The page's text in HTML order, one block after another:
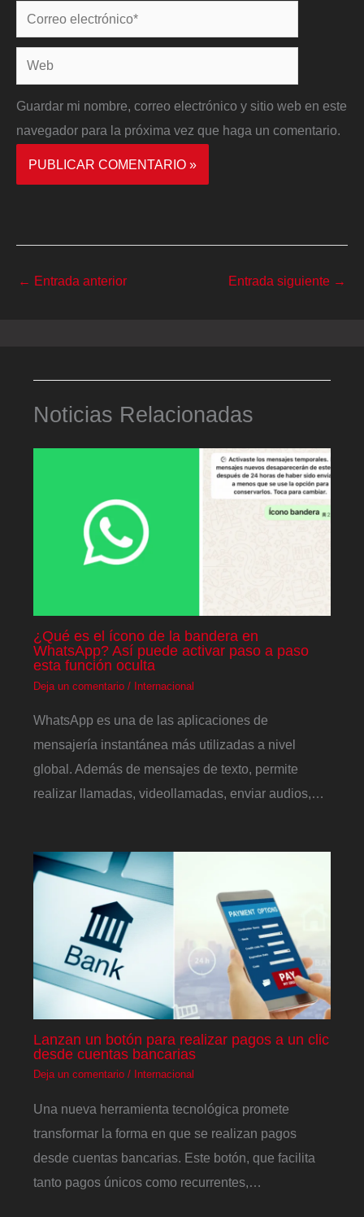
Correo
electrónico*
Web
Guardar mi nombre, correo electrónico y sitio web en este
navegador para la próxima vez que haga un comentario.
← Entrada anterior Entrada siguiente →
Noticias Relacionadas
¿Qué es el ícono de la bandera en
WhatsApp? Así puede activar paso a paso
esta función oculta
Deja un comentario / Internacional
WhatsApp es una de las aplicaciones de
mensajería instantánea más utilizadas a nivel
global. Además de mensajes de texto, permite
realizar llamadas, videollamadas, enviar audios,…
Lanzan un botón para realizar pagos a un clic
desde cuentas bancarias
Deja un comentario / Internacional
Una nueva herramienta tecnológica promete
transformar la forma en que se realizan pagos
desde cuentas bancarias. Este botón, que facilita
tanto pagos únicos como recurrentes,…